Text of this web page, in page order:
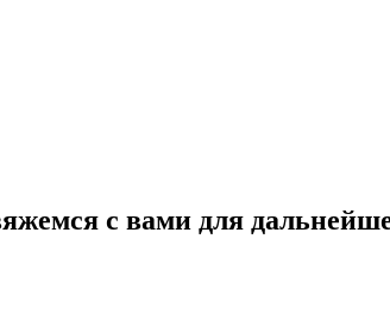
с вами для